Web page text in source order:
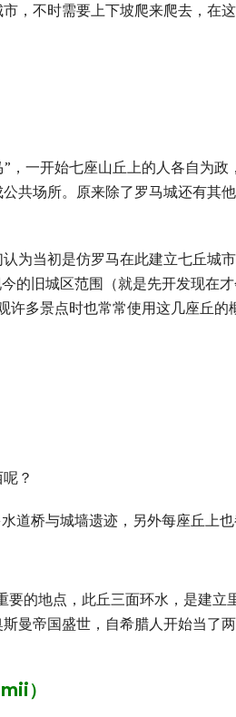
，不时需要上下坡爬来爬去，在
，一开始七座山丘上的人各自为
共场所。原来除了罗马城还有其
为当初是仿罗马在此建立七丘城
旧城区范围（就是先开发现在
许多景点时也常常使用这几座丘
？
道桥与城墙遗迹，另外每座丘上
的地点，此丘三面环水，是建
曼帝国盛世，自希腊人开始当了
）